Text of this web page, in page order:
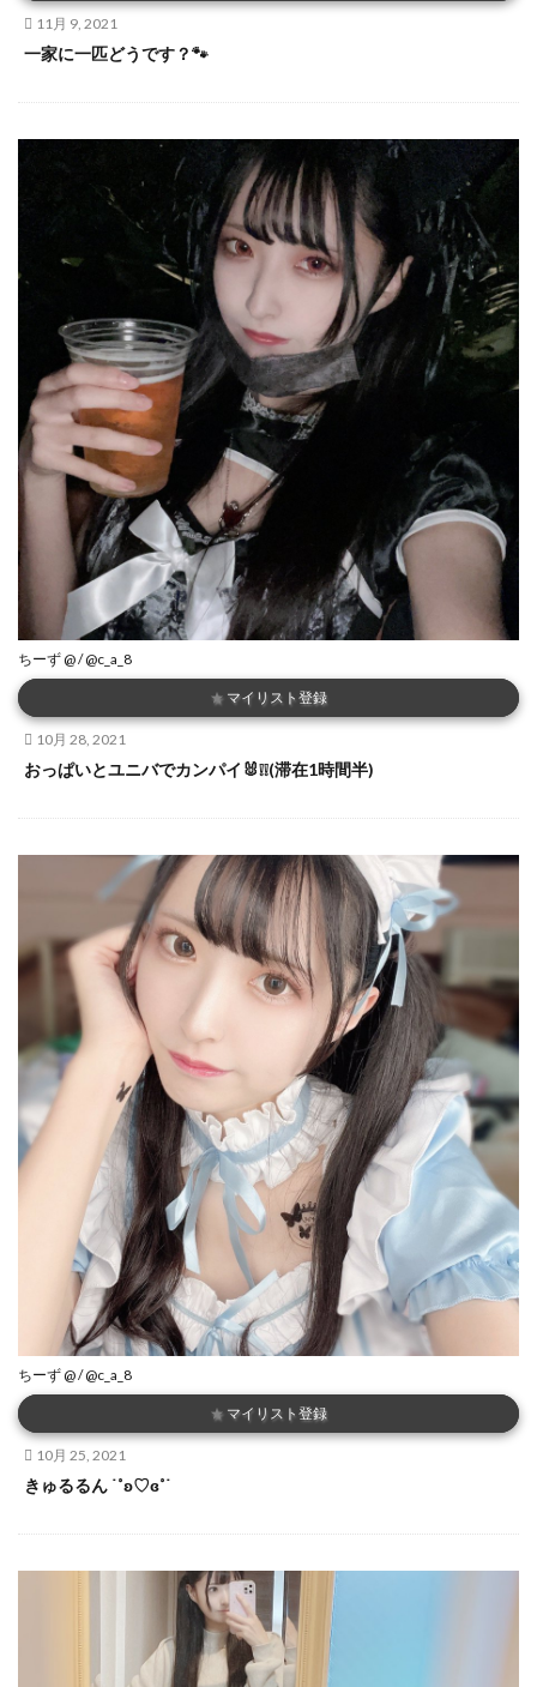
11月 9, 2021
一家に一匹どうです？🐾
ちーず @ / @c_a_8
★ マイリスト登録
10月 28, 2021
おっぱいとユニバでカンパイ🐰❕❕(滞在1時間半)
ちーず @ / @c_a_8
★ マイリスト登録
10月 25, 2021
きゅるるん ˙˚ʚ♡ɞ˚˙